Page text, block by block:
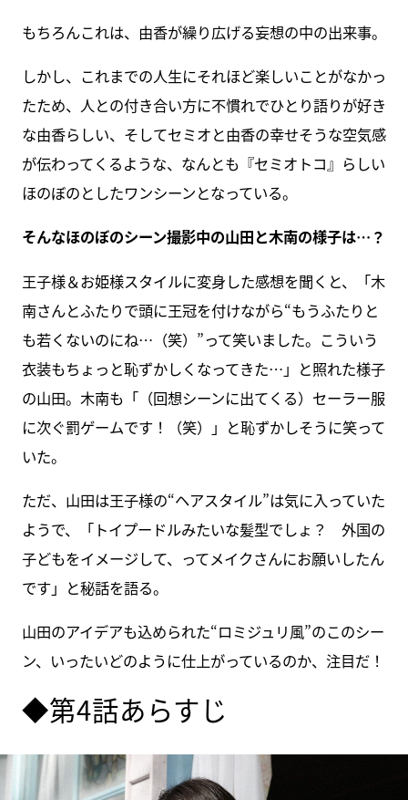
もちろんこれは、由香が繰り広げる妄想の中の出来事。
しかし、これまでの人生にそれほど楽しいことがなかっ
たため、人との付き合い方に不慣れでひとり語りが好き
な由香らしい、そしてセミオと由香の幸せそうな空気感
が伝わってくるような、なんとも『セミオトコ』らしい
ほのぼのとしたワンシーンとなっている。
そんなほのぼのシーン撮影中の山田と木南の様子は…？
王子様＆お姫様スタイルに変身した感想を聞くと、「木
南さんとふたりで頭に王冠を付けながら“もうふたりと
も若くないのにね…（笑）”って笑いました。こういう
衣装もちょっと恥ずかしくなってきた…」と照れた様子
の山田。木南も「（回想シーンに出てくる）セーラー服
に次ぐ罰ゲームです！（笑）」と恥ずかしそうに笑って
いた。
ただ、山田は王子様の“ヘアスタイル”は気に入っていた
ようで、「トイプードルみたいな髪型でしょ？ 外国の
子どもをイメージして、ってメイクさんにお願いしたん
です」と秘話を語る。
山田のアイデアも込められた“ロミジュリ風”のこのシー
ン、いったいどのように仕上がっているのか、注目だ！
◆第4話あらすじ